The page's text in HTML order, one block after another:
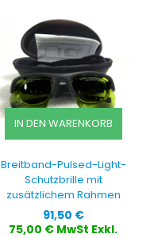
IN DEN WARENKORB
Breitband-Pulsed-Light-
Schutzbrille mit
zusätzlichem Rahmen
Preis
91,50 €
75,00 € MwSt Exkl.